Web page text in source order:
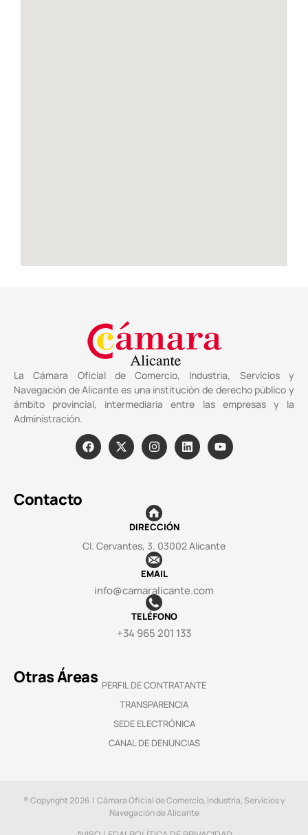
La Cámara Oficial de Comercio, Industria, Servicios y
Navegación de Alicante es una institución de derecho público y
ámbito provincial, intermediaria entre las empresas y la
Administración.
Contacto
DIRECCIÓN
Cl. Cervantes, 3. 03002 Alicante
EMAIL
info@camaralicante.com
TELÉFONO
+34 965 201 133
Otras Áreas PERFIL DE CONTRATANTE
TRANSPARENCIA
SEDE ELECTRÓNICA
CANAL DE DENUNCIAS
® Copyright 2026 | Cámara Oficial de Comercio, Industria, Servicios y
Navegación de Alicante